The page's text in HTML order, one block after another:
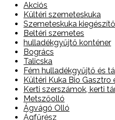
Akciós
Kültéri szemeteskuka
Szemeteskuka
Beltéri szemetes
hulladékgyűjtő konténer
Bogrács
Talicska
Fém hulladékgyűjtő és
Kültéri Kuka Bio Gasztro
Kerti szerszámok, kerti
Metszőolló
Ágvágó Olló
Ágfűrész